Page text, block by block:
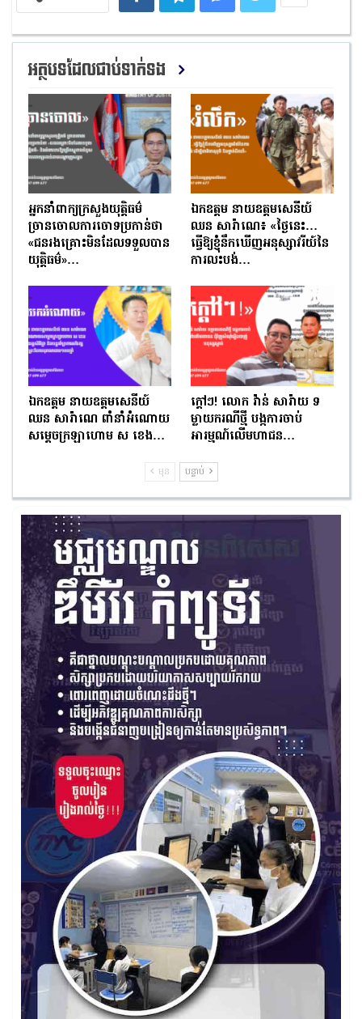
អត្ថបទដែលជាប់ទាក់ទង
អ្នកនាំពាក្យក្រសួងយុត្តិធម៌
ច្រានចោលការចោទប្រកាន់ថា
«ជនរងគ្រោះមិនដែលទទួលបាន
យុត្តិធម៌»…
ឯកឧត្តម នាយឧត្តមសេនីយ៍
ឈន សារ៉ាណេ៖ «ថ្ងៃនេះ…
ធ្វើឱ្យខ្ញុំនឹកឃើញអនុស្សាវរីយ៍នៃ
ការលះបង់…
ឯកឧត្តម នាយឧត្តមសេនីយ៍
ឈន សារ៉ាណេ ពាំនាំអំណោយ
សម្តេចក្រឡាហោម ស ខេង…
ក្ដៅៗ! លោក វ៉ាន់ សារ៉ាយ ទ
ម្លាយករណីថ្មី បង្កការចាប់
អារម្មណ៍លើមហាជន…
មុន បន្ទាប់